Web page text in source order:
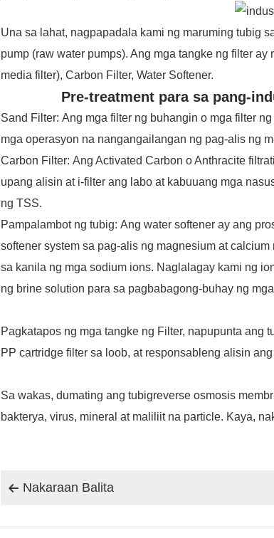
Una sa lahat, nagpapadala kami ng maruming tubig
pump (raw water pumps). Ang mga tangke ng filter
media filter), Carbon Filter, Water Softener.
Pre-treatment para sa pang-
Sand Filter: Ang mga filter ng buhangin o mga filter
mga operasyon na nangangailangan ng pag-alis ng
Carbon Filter: Ang Activated Carbon o Anthracite
upang alisin at i-filter ang labo at kabuuang mga
ng TSS.
Pampalambot ng tubig: Ang water softener ay ang
softener system sa pag-alis ng magnesium at
sa kanila ng mga sodium ions. Naglalagay kami ng
ng brine solution para sa pagbabagong-buhay ng
Pagkatapos ng mga tangke ng Filter, napupunta ang
PP cartridge filter sa loob, at responsableng alisin
Sa wakas, dumating ang tubigreverse osmosis
bakterya, virus, mineral at maliliit na particle. Kaya,
 Nakaraan Balita